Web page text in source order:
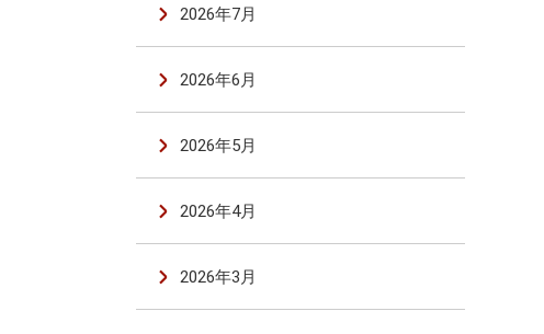
2026年7月
2026年6月
2026年5月
2026年4月
2026年3月